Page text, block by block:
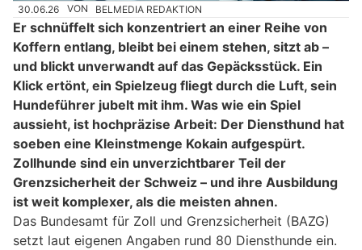
30.06.26 VON BELMEDIA REDAKTION
Er schnüffelt sich konzentriert an einer Reihe von
Koffern entlang, bleibt bei einem stehen, sitzt ab –
und blickt unverwandt auf das Gepäcksstück. Ein
Klick ertönt, ein Spielzeug fliegt durch die Luft, sein
Hundeführer jubelt mit ihm. Was wie ein Spiel
aussieht, ist hochpräzise Arbeit: Der Diensthund hat
soeben eine Kleinstmenge Kokain aufgespürt.
Zollhunde sind ein unverzichtbarer Teil der
Grenzsicherheit der Schweiz – und ihre Ausbildung
ist weit komplexer, als die meisten ahnen.
Das Bundesamt für Zoll und Grenzsicherheit (BAZG)
setzt laut eigenen Angaben rund 80 Diensthunde ein.